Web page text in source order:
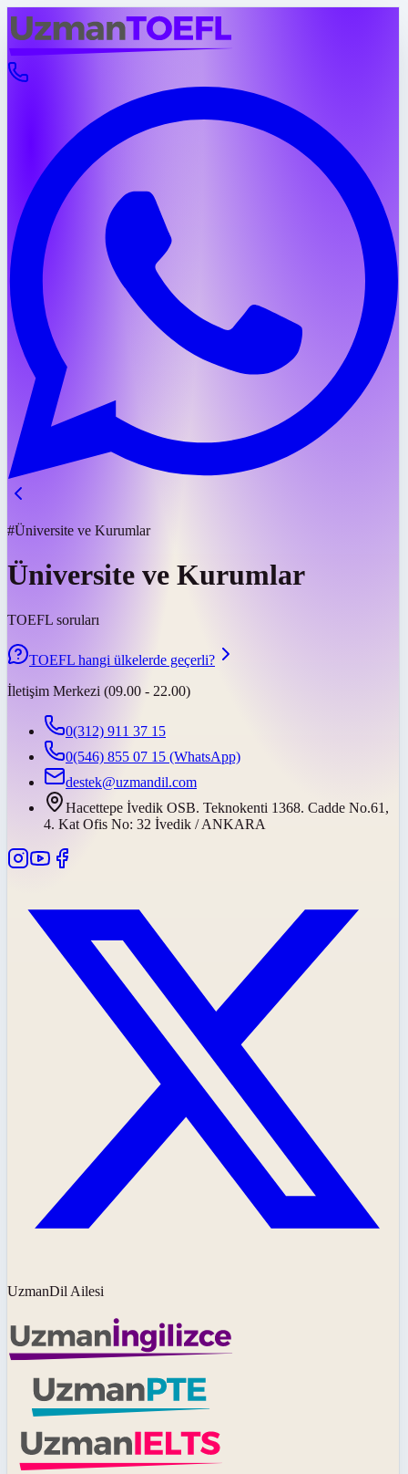
#Üniversite ve Kurumlar
Üniversite ve Kurumlar
TOEFL soruları
TOEFL hangi ülkelerde geçerli?
İletişim Merkezi (09.00 - 22.00)
0(312) 911 37 15
0(546) 855 07 15 (WhatsApp)
destek@uzmandil.com
Hacettepe İvedik OSB. Teknokenti 1368. Cadde No.61,
4. Kat Ofis No: 32 İvedik / ANKARA
UzmanDil Ailesi